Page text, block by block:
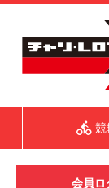
競
会員ロ